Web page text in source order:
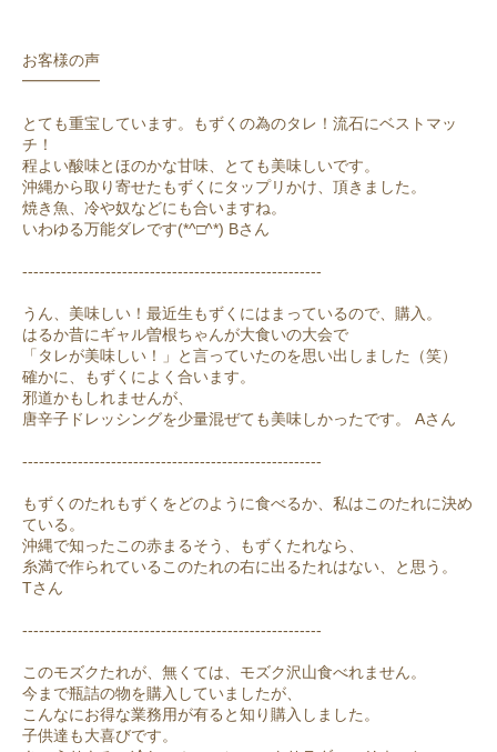
お客様の声
━━━━━
とても重宝しています。もずくの為のタレ！流石にベストマッ
チ！
程よい酸味とほのかな甘味、とても美味しいです。
沖縄から取り寄せたもずくにタップリかけ、頂きました。
焼き魚、冷や奴などにも合いますね。
いわゆる万能ダレです(*^□^*) Bさん
------------------------------------------------------
うん、美味しい！最近生もずくにはまっているので、購入。
はるか昔にギャル曽根ちゃんが大食いの大会で
「タレが美味しい！」と言っていたのを思い出しました（笑）
確かに、もずくによく合います。
邪道かもしれませんが、
唐辛子ドレッシングを少量混ぜても美味しかったです。 Aさん
------------------------------------------------------
もずくのたれもずくをどのように食べるか、私はこのたれに決め
ている。
沖縄で知ったこの赤まるそう、もずくたれなら、
糸満で作られているこのたれの右に出るたれはない、と思う。
Tさん
------------------------------------------------------
このモズクたれが、無くては、モズク沢山食べれません。
今まで瓶詰の物を購入していましたが、
こんなにお得な業務用が有ると知り購入しました。
子供達も大喜びです。